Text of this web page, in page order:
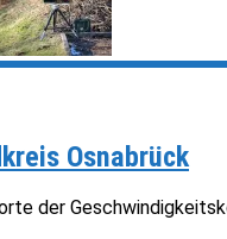
Osnabrück
der